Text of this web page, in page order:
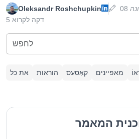
Oleksandr Roshchupkin
5 דקה לקרוא
את כל הוראות קאַסעס מאפיינים
המאמר